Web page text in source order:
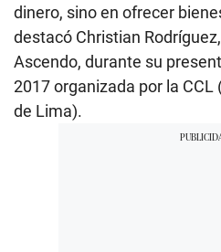
dinero, sino en ofrecer
destacó Christian
Ascendo, durante su
2017 organizada por la
de Lima).